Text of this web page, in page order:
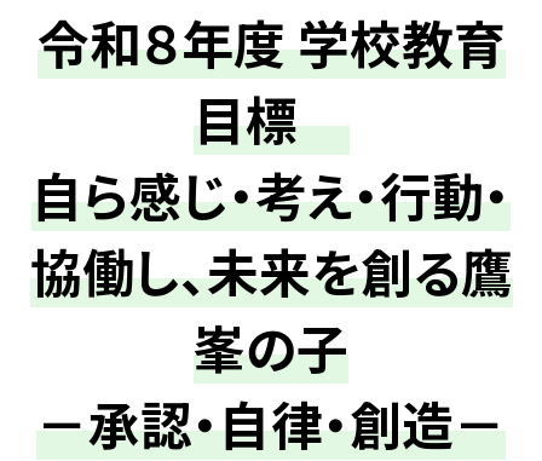
令和８年度 学校教育
目標
自ら感じ・考え・行動・
協働し、未来を創る鷹
峯の子
－承認・自律・創造－